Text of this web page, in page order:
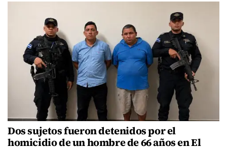
Dos sujetos fueron detenidos por el
homicidio de un hombre de 66 años en El